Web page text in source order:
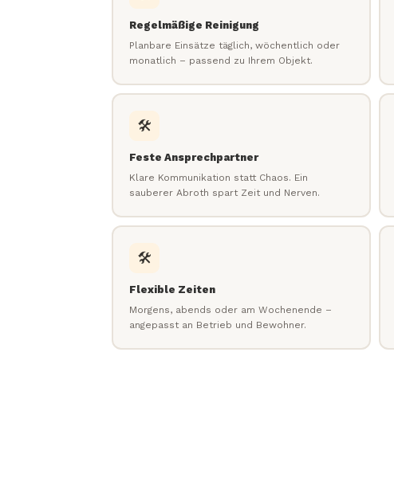
Regelmäßige Reinigung
Planbare Einsätze täglich, wöchentlich oder
monatlich – passend zu Ihrem Objekt.
🛠️
Feste Ansprechpartner
Klare Kommunikation statt Chaos. Ein
sauberer Abroth spart Zeit und Nerven.
🛠️
Flexible Zeiten
Morgens, abends oder am Wochenende –
angepasst an Betrieb und Bewohner.